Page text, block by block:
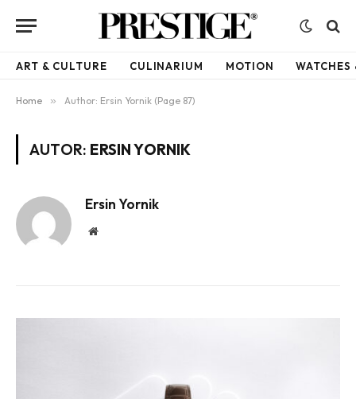
ART & CULTURE CULINARIUM MOTION WATCHES
Home » Author: Ersin Yornik (Page 87)
AUTOR: ERSIN YORNIK
Ersin Yornik
Website